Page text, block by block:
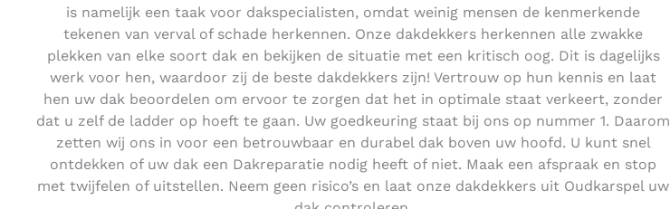
is namelijk een taak voor dakspecialisten, omdat weinig mensen de kenmerkende
tekenen van verval of schade herkennen. Onze dakdekkers herkennen alle zwakke
plekken van elke soort dak en bekijken de situatie met een kritisch oog. Dit is dagelijks
werk voor hen, waardoor zij de beste dakdekkers zijn! Vertrouw op hun kennis en laat
hen uw dak beoordelen om ervoor te zorgen dat het in optimale staat verkeert, zonder
dat u zelf de ladder op hoeft te gaan. Uw goedkeuring staat bij ons op nummer 1. Daarom
zetten wij ons in voor een betrouwbaar en durabel dak boven uw hoofd. U kunt snel
ontdekken of uw dak een Dakreparatie nodig heeft of niet. Maak een afspraak en stop
met twijfelen of uitstellen. Neem geen risico’s en laat onze dakdekkers uit Oudkarspel uw